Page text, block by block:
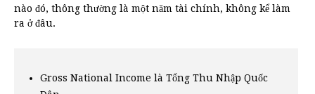
nào đó, thông thường là một năm tài chính, không kể làm
ra ở đâu.
Gross National Income là Tổng Thu Nhập Quốc